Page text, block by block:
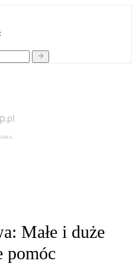
Małe i duże
pomóc